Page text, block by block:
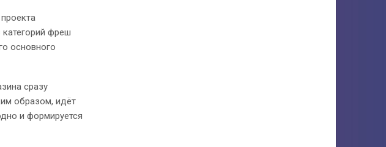
фреш
основного
сразу
образом, идёт
и формируется